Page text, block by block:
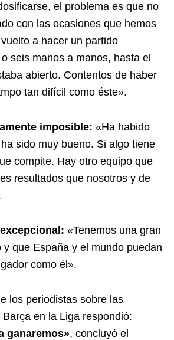
el problema es que no
con las ocasiones que hemos
a hacer un partido
seis manos a manos, hasta el
abierto. Contentos de haber
tan difícil como éste».
imposible: «Ha habido
sido muy bueno. Si algo tiene
compite. Hay otro equipo que
resultados que nosotros y de
«Tenemos una gran
y que España y el mundo puedan
como él».
los periodistas sobre las
en la Liga respondió:
ganaremos», concluyó el